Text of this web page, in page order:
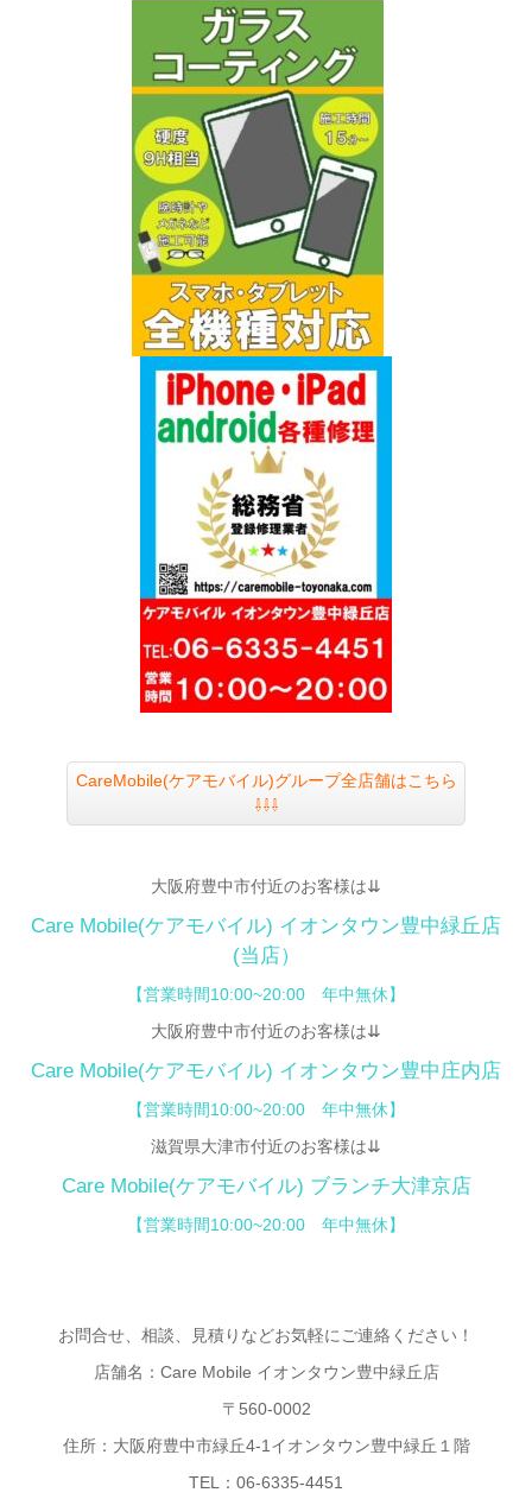
CareMobile(ケアモバイル)グループ全店舗はこちら
⇩⇩⇩
大阪府豊中市付近のお客様は⇊
Care Mobile(ケアモバイル) イオンタウン豊中緑丘店
(当店）
【営業時間10:00~20:00 年中無休】
大阪府豊中市付近のお客様は⇊
Care Mobile(ケアモバイル) イオンタウン豊中庄内店
【営業時間10:00~20:00 年中無休】
滋賀県大津市付近のお客様は⇊
Care Mobile(ケアモバイル) ブランチ大津京店
【営業時間10:00~20:00 年中無休】
お問合せ、相談、見積りなどお気軽にご連絡ください！
店舗名：Care Mobile イオンタウン豊中緑丘店
〒560-0002
住所：大阪府豊中市緑丘4-1イオンタウン豊中緑丘１階
TEL：06-6335-4451